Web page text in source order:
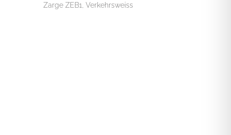
Zarge ZEB1, Verkehrsweiss